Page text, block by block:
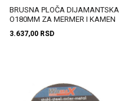
BRUSNA PLOČA DIJAMANTSKA
O180MM ZA MERMER I KAMEN
3.637,00 RSD